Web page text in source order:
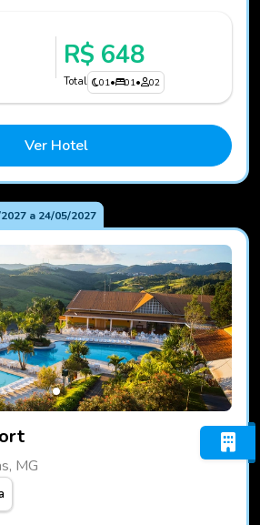
R$ 648
Total 01• 01• 02
Ver Hotel
a 24/05/2027
MG